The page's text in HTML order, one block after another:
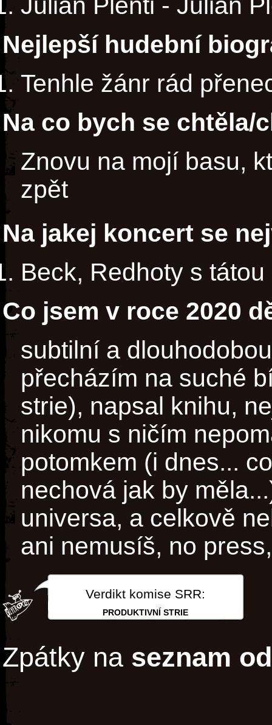
Nejlepší hudební
Tenhle žánr rád
Na co bych se chtěla/
Znovu na mojí basu,
zpět
Na jakej koncert se
Beck, Redhoty s
Co jsem v roce 2020
subtilní a
přecházím na suché
strie), napsal knihu,
nikomu s ničím
potomkem (i dnes...
nechová jak by
universa, a celkově
ani nemusíš, no
Verdikt komise SRR:
PRODUKTIVNÍ STRIE
Zpátky na seznam